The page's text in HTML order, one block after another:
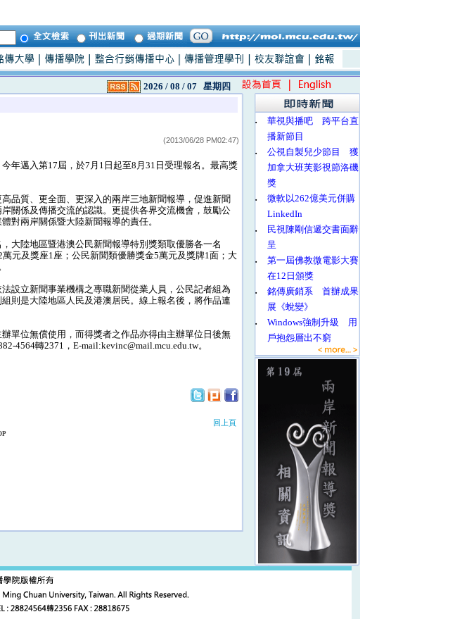
2026 / 08 / 07 星期四
(2013/06/28 PM02:47)
年邁入第17屆，於7月1日起至8月31日受理報名。最高獎
品質、更全面、更深入的兩岸三地新聞報導，促進新聞
關係及傳播交流的認識。更提供各界交流機會，鼓勵公
對兩岸關係暨大陸新聞報導的責任。
大陸地區暨港澳公民新聞報導特別獎類取優勝各一名
元及獎座1座；公民新聞類優勝獎金5萬元及獎牌1面；大
設立新聞事業機構之專職新聞從業人員，公民記者組為
則是大陸地區人民及港澳居民。線上報名後，將作品連
單位無償使用，而得獎者之作品亦得由主辦單位日後無
4564轉2371，E-mail:kevinc@mail.mcu.edu.tw。
回上頁
‧
華視與播吧 跨平台直
播新節目
‧
公視自製兒少節目 獲
加拿大班芙影視節洛磯
獎
‧
微軟以262億美元併購
LinkedIn
‧
民視陳剛信遞交書面辭
呈
‧
第一屆佛教微電影大賽
在12日頒獎
‧
銘傳廣銷系 首辦成果
展《蛻變》
‧
Windows強制升級 用
戶抱怨層出不窮